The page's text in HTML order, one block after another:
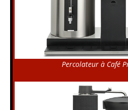
Percolateur à Café